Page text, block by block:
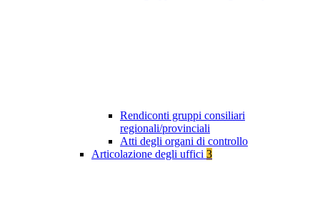
Rendiconti gruppi consiliari
regionali/provinciali
Atti degli organi di controllo
Articolazione degli uffici 3